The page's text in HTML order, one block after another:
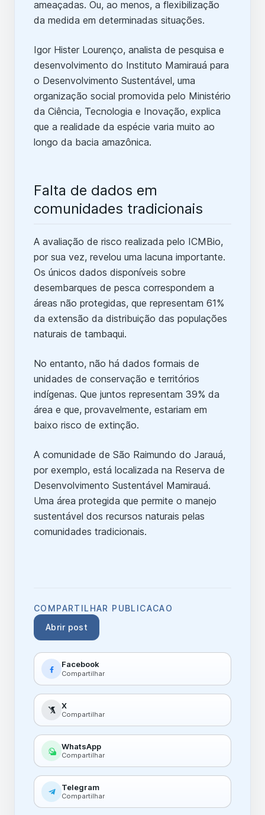
ameaçadas. Ou, ao menos, a flexibilização
da medida em determinadas situações.
Igor Hister Lourenço, analista de pesquisa e
desenvolvimento do Instituto Mamirauá para
o Desenvolvimento Sustentável, uma
organização social promovida pelo Ministério
da Ciência, Tecnologia e Inovação, explica
que a realidade da espécie varia muito ao
longo da bacia amazônica.
Falta de dados em
comunidades tradicionais
A avaliação de risco realizada pelo ICMBio,
por sua vez, revelou uma lacuna importante.
Os únicos dados disponíveis sobre
desembarques de pesca correspondem a
áreas não protegidas, que representam 61%
da extensão da distribuição das populações
naturais de tambaqui.
No entanto, não há dados formais de
unidades de conservação e territórios
indígenas. Que juntos representam 39% da
área e que, provavelmente, estariam em
baixo risco de extinção.
A comunidade de São Raimundo do Jarauá,
por exemplo, está localizada na Reserva de
Desenvolvimento Sustentável Mamirauá.
Uma área protegida que permite o manejo
sustentável dos recursos naturais pelas
comunidades tradicionais.
COMPARTILHAR PUBLICACAO
Abrir post
Facebook
Compartilhar
X
Compartilhar
WhatsApp
Compartilhar
Telegram
Compartilhar